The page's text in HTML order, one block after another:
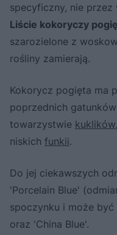
specyficzny, nie
Liście kokoryczy
szarozielone z
rośliny zamierają.
Kokorycz pogięta ma
poprzednich
towarzystwie kuklików,
niskich funkii.
Do jej ciekawszych
'Porcelain Blue'
spoczynku i może
oraz 'China Blue'.